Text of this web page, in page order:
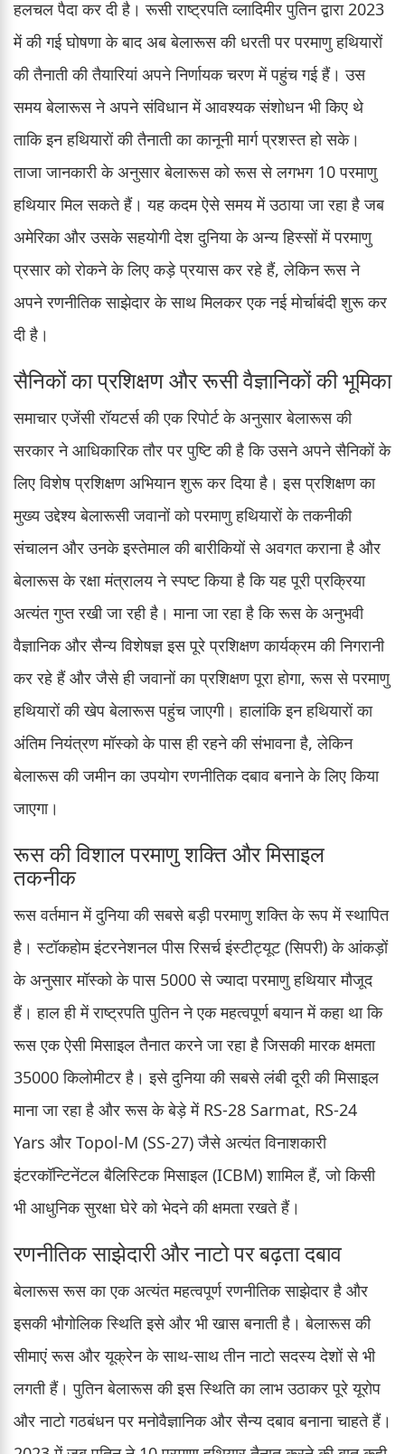
हलचल पैदा कर दी है। रूसी राष्ट्रपति व्लादिमीर पुतिन द्वारा 2023
में की गई घोषणा के बाद अब बेलारूस की धरती पर परमाणु हथियारों
की तैनाती की तैयारियां अपने निर्णायक चरण में पहुंच गई हैं। उस
समय बेलारूस ने अपने संविधान में आवश्यक संशोधन भी किए थे
ताकि इन हथियारों की तैनाती का कानूनी मार्ग प्रशस्त हो सके।
ताजा जानकारी के अनुसार बेलारूस को रूस से लगभग 10 परमाणु
हथियार मिल सकते हैं। यह कदम ऐसे समय में उठाया जा रहा है जब
अमेरिका और उसके सहयोगी देश दुनिया के अन्य हिस्सों में परमाणु
प्रसार को रोकने के लिए कड़े प्रयास कर रहे हैं, लेकिन रूस ने
अपने रणनीतिक साझेदार के साथ मिलकर एक नई मोर्चाबंदी शुरू कर
दी है।
सैनिकों का प्रशिक्षण और रूसी वैज्ञानिकों की भूमिका
समाचार एजेंसी रॉयटर्स की एक रिपोर्ट के अनुसार बेलारूस की
सरकार ने आधिकारिक तौर पर पुष्टि की है कि उसने अपने सैनिकों के
लिए विशेष प्रशिक्षण अभियान शुरू कर दिया है। इस प्रशिक्षण का
मुख्य उद्देश्य बेलारूसी जवानों को परमाणु हथियारों के तकनीकी
संचालन और उनके इस्तेमाल की बारीकियों से अवगत कराना है और
बेलारूस के रक्षा मंत्रालय ने स्पष्ट किया है कि यह पूरी प्रक्रिया
अत्यंत गुप्त रखी जा रही है। माना जा रहा है कि रूस के अनुभवी
वैज्ञानिक और सैन्य विशेषज्ञ इस पूरे प्रशिक्षण कार्यक्रम की निगरानी
कर रहे हैं और जैसे ही जवानों का प्रशिक्षण पूरा होगा, रूस से परमाणु
हथियारों की खेप बेलारूस पहुंच जाएगी। हालांकि इन हथियारों का
अंतिम नियंत्रण मॉस्को के पास ही रहने की संभावना है, लेकिन
बेलारूस की जमीन का उपयोग रणनीतिक दबाव बनाने के लिए किया
जाएगा।
रूस की विशाल परमाणु शक्ति और मिसाइल
तकनीक
रूस वर्तमान में दुनिया की सबसे बड़ी परमाणु शक्ति के रूप में स्थापित
है। स्टॉकहोम इंटरनेशनल पीस रिसर्च इंस्टीट्यूट (सिपरी) के आंकड़ों
के अनुसार मॉस्को के पास 5000 से ज्यादा परमाणु हथियार मौजूद
हैं। हाल ही में राष्ट्रपति पुतिन ने एक महत्वपूर्ण बयान में कहा था कि
रूस एक ऐसी मिसाइल तैनात करने जा रहा है जिसकी मारक क्षमता
35000 किलोमीटर है। इसे दुनिया की सबसे लंबी दूरी की मिसाइल
माना जा रहा है और रूस के बेड़े में RS-28 Sarmat, RS-24
Yars और Topol-M (SS-27) जैसे अत्यंत विनाशकारी
इंटरकॉन्टिनेंटल बैलिस्टिक मिसाइल (ICBM) शामिल हैं, जो किसी
भी आधुनिक सुरक्षा घेरे को भेदने की क्षमता रखते हैं।
रणनीतिक साझेदारी और नाटो पर बढ़ता दबाव
बेलारूस रूस का एक अत्यंत महत्वपूर्ण रणनीतिक साझेदार है और
इसकी भौगोलिक स्थिति इसे और भी खास बनाती है। बेलारूस की
सीमाएं रूस और यूक्रेन के साथ-साथ तीन नाटो सदस्य देशों से भी
लगती हैं। पुतिन बेलारूस की इस स्थिति का लाभ उठाकर पूरे यूरोप
और नाटो गठबंधन पर मनोवैज्ञानिक और सैन्य दबाव बनाना चाहते हैं।